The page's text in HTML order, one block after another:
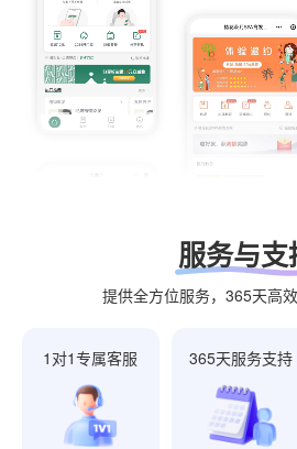
服务与支
提供全方位服务，365天高
1对1专属客服 365天服务支持